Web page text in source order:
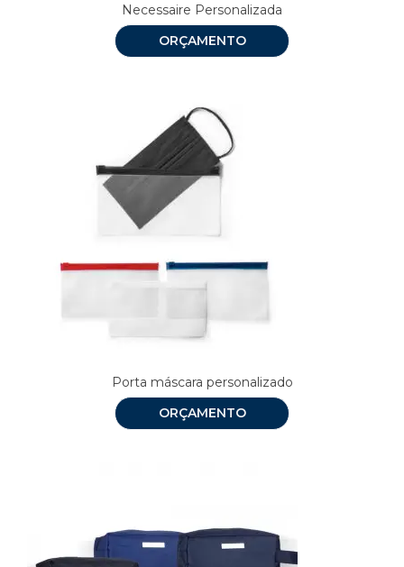
Necessaire Personalizada
ORÇAMENTO
Porta máscara personalizado
ORÇAMENTO